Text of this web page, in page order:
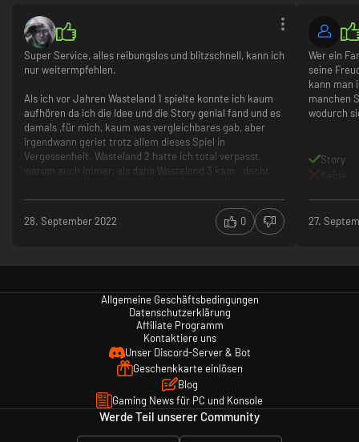
Super Service, alles reibungslos und blitzschnell, kann ich
nur weitermpfehlen.
Als ich vor Jahren Wasteland 1 spielte konnte ich kaum
aufhören da ich die Idee und die Story genial fand und es
damals ,für mich, kaum was vergleichbares gab, aber
irgendwann geriet trotz allem dieses Spiel in
Vergessenheit. Wasteland 2 hatte ich total verpasst,
warum auch immer, als dann Wasteland 3 kam,. dacht
ich mir durch zufall Wasteland 3 kaufte und nach 10min
weglegte..... weil mir klar wurde das ich uinbedingt den
2er Teil spielen musste, und ich hab es nicht bereut es
28. September 2022 0
Wer ein
seine
kann man
manchen
wodurch
Story
27.
Allgemeine Geschäftsbedingungen
Datenschutzerklärung
Affiliate Programm
Kontaktiere uns
Unser Discord-Server & Bot
Geschenkkarte einlösen
Blog
Gaming News für PC und Konsole
Werde Teil unserer Community